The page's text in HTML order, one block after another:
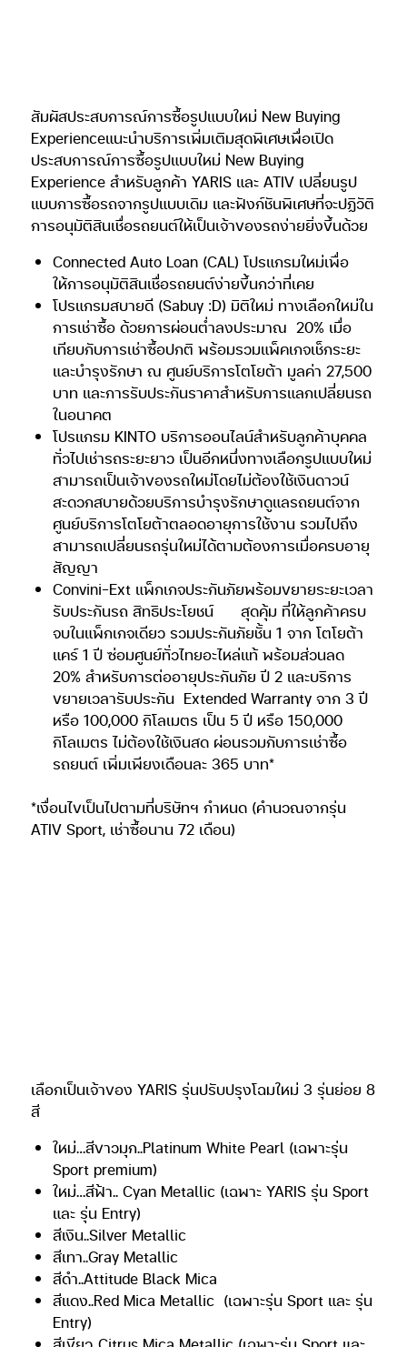
Connected Auto Loan (CAL) โปรแกรมใหม่เพื่อ
ให้การอนุมัติสินเชื่อรถยนต์ง่ายขึ้นกว่าที่เคย
โปรแกรมสบายดี (Sabuy :D) มิติใหม่ ทางเลือกใหม่ใน
การเช่าซื้อ ด้วยการผ่อนต่ำลงประมาณ
20% เมื่อ
เทียบกับการเช่าซื้อปกติ พร้อมรวมแพ็คเกจเช็กระยะ
และบำรุงรักษา ณ ศูนย์บริการโตโยต้า มูลค่า 27,500
บาท และการรับประกันราคาสำหรับการแลกเปลี่ยนรถ
ในอนาคต
โปรแกรม KINTO บริการออนไลน์สำหรับลูกค้าบุคคล
ทั่วไปเช่ารถระยะยาว เป็นอีกหนึ่งทางเลือกรูปแบบใหม่
สามารถเป็นเจ้าของรถใหม่โดยไม่ต้องใช้เงินดาวน์
สะดวกสบายด้วยบริการบำรุงรักษาดูแลรถยนต์จาก
ศูนย์บริการโตโยต้าตลอดอายุการใช้งาน รวมไปถึง
สามารถเปลี่ยนรถรุ่นใหม่ได้ตามต้องการเมื่อครบอายุ
สัญญา
Convini-Ext แพ็กเกจประกันภัยพร้อมขยายระยะเวลา
รับประกันรถ สิทธิประโยชน์
สุดคุ้ม ที่ให้ลูกค้าครบ
จบในแพ็กเกจเดียว รวมประกันภัยชั้น 1 จาก โตโยต้า
แคร์ 1 ปี ซ่อมศูนย์ทั่วไทยอะไหล่แท้ พร้อมส่วนลด
20% สำหรับการต่ออายุประกันภัย ปี 2 และบริการ
ขยายเวลารับประกัน Extended Warranty จาก 3 ปี
หรือ 100,000 กิโลเมตร เป็น 5 ปี หรือ 150,000
กิโลเมตร ไม่ต้องใช้เงินสด ผ่อนรวมกับการเช่าซื้อ
รถยนต์ เพิ่มเพียงเดือนละ 365 บาท*
*เงื่อนไขเป็นไปตามที่บริษัทฯ กำหนด (คำนวณจากรุ่น
ATIV Sport, เช่าซื้อนาน 72 เดือน)
เลือกเป็นเจ้าของ YARIS รุ่นปรับปรุงโฉมใหม่ 3 รุ่นย่อย 8
Sport premium)
ใหม่…สีฟ้า.. Cyan Metallic (เฉพาะ YARIS รุ่น Sport
พิเศษหลังคาดำสำหรับ YARIS รุ่น Sport Premium
สีขาวหลังคาดำ.. Platinum White Pearl with Black
Roof
สีแดงหลังคาดำ.. Red Mica Metallic with Black
Roof
สีเหลืองหลังคาดำ.. Citrus Mica Metallic with
Black Roof
สีฟ้าหลังคาดำ.. Cyan Metallic with Black Roof
❖ YARIS รุ่นปรับปรุงใหม่ 3 รุ่น พร้อม ราคา (รวมภาษี